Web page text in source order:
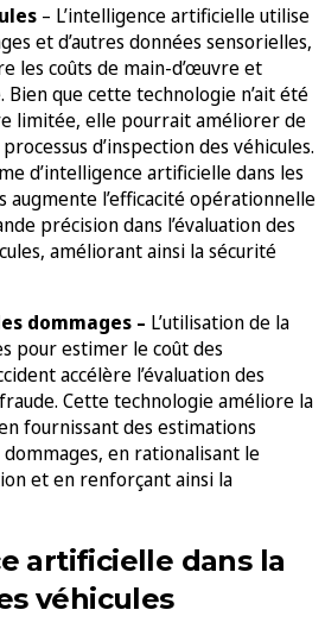
– L’intelligence artificielle utilise
et d’autres données sensorielles,
les coûts de main-d’œuvre et
Bien que cette technologie n’ait été
limitée, elle pourrait améliorer de
d’inspection des véhicules.
d’intelligence artificielle dans les
augmente l’efficacité opérationnelle
précision dans l’évaluation des
améliorant ainsi la sécurité
dommages – L’utilisation de la
pour estimer le coût des
accélère l’évaluation des
Cette technologie améliore la
fournissant des estimations
en rationalisant le
et en renforçant ainsi la
artificielle dans la
véhicules